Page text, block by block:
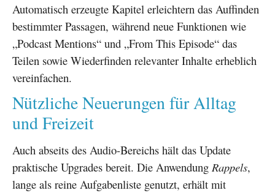
Automatisch erzeugte Kapitel erleichtern das Auffinden
bestimmter Passagen, während neue Funktionen wie
„Podcast Mentions“ und „From This Episode“ das
Teilen sowie Wiederfinden relevanter Inhalte erheblich
vereinfachen.
Nützliche Neuerungen für Alltag
und Freizeit
Auch abseits des Audio-Bereichs hält das Update
praktische Upgrades bereit. Die Anwendung Rappels,
lange als reine Aufgabenliste genutzt, erhält mit